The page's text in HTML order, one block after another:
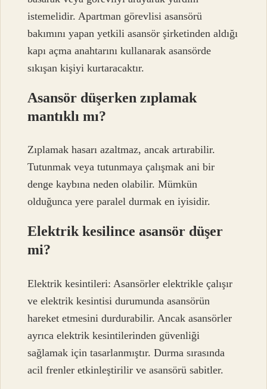
istemelidir. Apartman görevlisi asansörü
bakımını yapan yetkili asansör şirketinden aldığı
kapı açma anahtarını kullanarak asansörde
sıkışan kişiyi kurtaracaktır.
Asansör düşerken zıplamak
mantıklı mı?
Zıplamak hasarı azaltmaz, ancak artırabilir.
Tutunmak veya tutunmaya çalışmak ani bir
denge kaybına neden olabilir. Mümkün
olduğunca yere paralel durmak en iyisidir.
Elektrik kesilince asansör düşer
mi?
Elektrik kesintileri: Asansörler elektrikle çalışır
ve elektrik kesintisi durumunda asansörün
hareket etmesini durdurabilir. Ancak asansörler
ayrıca elektrik kesintilerinden güvenliği
sağlamak için tasarlanmıştır. Durma sırasında
acil frenler etkinleştirilir ve asansörü sabitler.